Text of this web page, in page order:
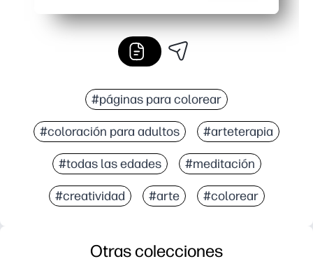
#páginas para colorear
#coloración para adultos #arteterapia
#todas las edades #meditación
#creatividad #arte #colorear
Otras colecciones